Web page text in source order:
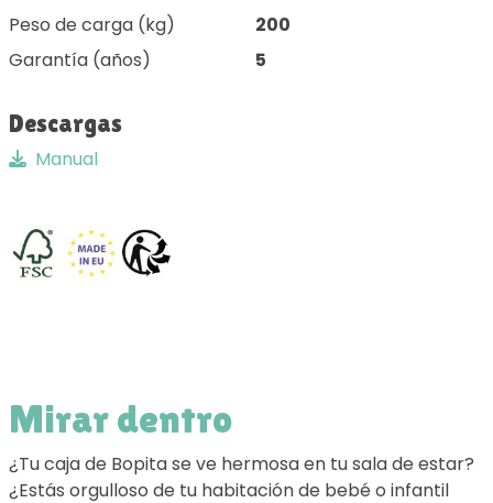
Peso de carga (kg)
200
Garantía (años)
5
Descargas
Manual
Mirar dentro
¿Tu caja de Bopita se ve hermosa en tu sala de estar?
¿Estás orgulloso de tu habitación de bebé o infantil